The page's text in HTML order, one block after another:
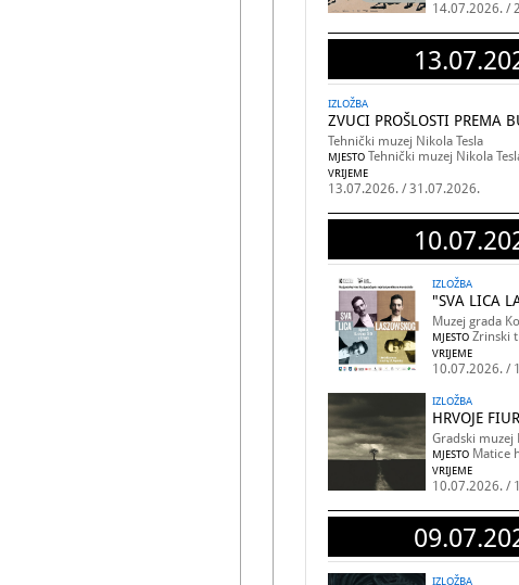
14.07.2026. /
IZLOŽBA
ZVUCI PROŠLOSTI PREMA
Tehnički muzej Nikola Tesla
MJESTO Tehnički muzej Nikola
VRIJEME
13.07.2026. / 31.07.2026.
IZLOŽBA
"SVA LICA
Muzej grada
MJESTO Zrinski
VRIJEME
10.07.2026. /
IZLOŽBA
HRVOJE
Gradski muzej
MJESTO Matice
VRIJEME
10.07.2026. /
IZLOŽBA